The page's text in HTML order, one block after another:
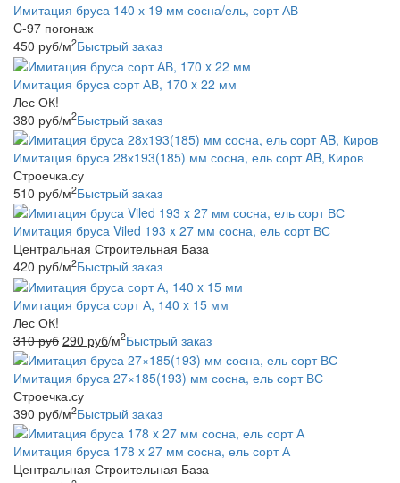
Имитация бруса 140 х 19 мм сосна/ель, сорт АВ
C-97 погонаж
450 руб/м2Быстрый заказ
Имитация бруса сорт АВ, 170 x 22 мм
Лес ОК!
380 руб/м2Быстрый заказ
Имитация бруса 28х193(185) мм сосна, ель сорт AB, Киров
Строечка.су
510 руб/м2Быстрый заказ
Имитация бруса Viled 193 x 27 мм сосна, ель сорт ВС
Центральная Строительная База
420 руб/м2Быстрый заказ
Имитация бруса сорт А, 140 x 15 мм
Лес ОК!
310руб 290 руб/м2Быстрый заказ
Имитация бруса 27×185(193) мм сосна, ель сорт ВС
Строечка.су
390 руб/м2Быстрый заказ
Имитация бруса 178 x 27 мм сосна, ель сорт А
Центральная Строительная База